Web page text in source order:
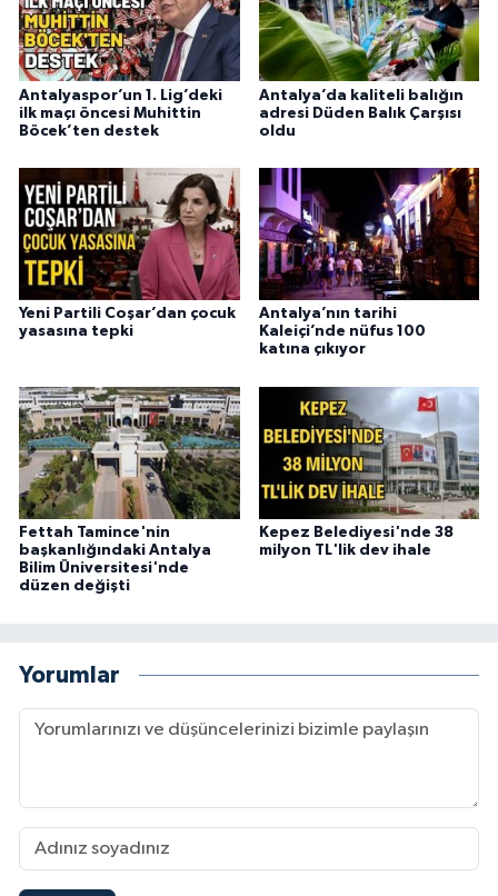
Antalyaspor’un 1. Lig’deki
ilk maçı öncesi Muhittin
Böcek’ten destek
Antalya’da kaliteli balığın
adresi Düden Balık Çarşısı
oldu
Yeni Partili Coşar’dan çocuk
yasasına tepki
Antalya’nın tarihi
Kaleiçi’nde nüfus 100
katına çıkıyor
Fettah Tamince'nin
başkanlığındaki Antalya
Bilim Üniversitesi'nde
düzen değişti
Kepez Belediyesi'nde 38
milyon TL'lik dev ihale
Yorumlar